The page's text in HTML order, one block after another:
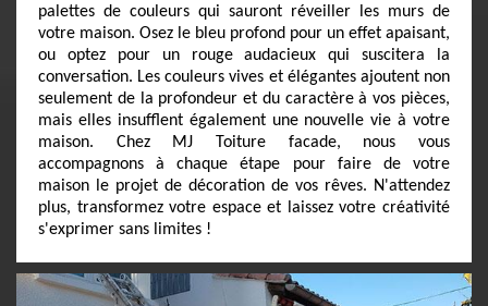
palettes de couleurs qui sauront réveiller les murs de
votre maison. Osez le bleu profond pour un effet apaisant,
ou optez pour un rouge audacieux qui suscitera la
conversation. Les couleurs vives et élégantes ajoutent non
seulement de la profondeur et du caractère à vos pièces,
mais elles insufflent également une nouvelle vie à votre
maison. Chez MJ Toiture facade, nous vous
accompagnons à chaque étape pour faire de votre
maison le projet de décoration de vos rêves. N'attendez
plus, transformez votre espace et laissez votre créativité
s'exprimer sans limites !